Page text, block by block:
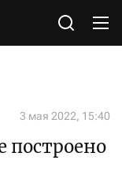
3 мая 2022, 15:40
построено